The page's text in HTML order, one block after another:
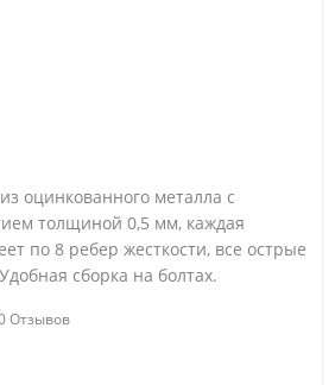
оцинкованного металла с
толщиной 0,5 мм, каждая
по 8 ребер жесткости, все острые
сборка на болтах.
Отзывов